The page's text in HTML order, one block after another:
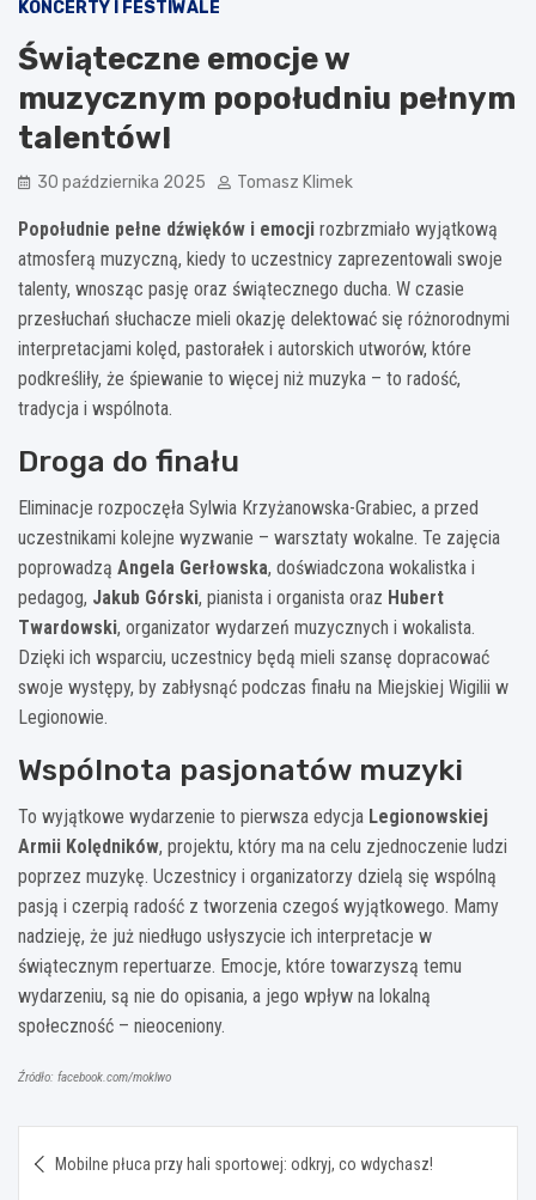
KONCERTY I FESTIWALE
Świąteczne emocje w
muzycznym popołudniu pełnym
talentów!
30 października 2025 Tomasz Klimek
Popołudnie pełne dźwięków i emocji rozbrzmiało wyjątkową
atmosferą muzyczną, kiedy to uczestnicy zaprezentowali swoje
talenty, wnosząc pasję oraz świątecznego ducha. W czasie
przesłuchań słuchacze mieli okazję delektować się różnorodnymi
interpretacjami kolęd, pastorałek i autorskich utworów, które
podkreśliły, że śpiewanie to więcej niż muzyka – to radość,
tradycja i wspólnota.
Droga do finału
Eliminacje rozpoczęła Sylwia Krzyżanowska-Grabiec, a przed
uczestnikami kolejne wyzwanie – warsztaty wokalne. Te zajęcia
poprowadzą Angela Gerłowska, doświadczona wokalistka i
pedagog, Jakub Górski, pianista i organista oraz Hubert
Twardowski, organizator wydarzeń muzycznych i wokalista.
Dzięki ich wsparciu, uczestnicy będą mieli szansę dopracować
swoje występy, by zabłysnąć podczas finału na Miejskiej Wigilii w
Legionowie.
Wspólnota pasjonatów muzyki
To wyjątkowe wydarzenie to pierwsza edycja Legionowskiej
Armii Kolędników, projektu, który ma na celu zjednoczenie ludzi
poprzez muzykę. Uczestnicy i organizatorzy dzielą się wspólną
pasją i czerpią radość z tworzenia czegoś wyjątkowego. Mamy
nadzieję, że już niedługo usłyszycie ich interpretacje w
świątecznym repertuarze. Emocje, które towarzyszą temu
wydarzeniu, są nie do opisania, a jego wpływ na lokalną
społeczność – nieoceniony.
Źródło: facebook.com/moklwo
wpisu
Mobilne płuca przy hali sportowej: odkryj, co wdychasz!